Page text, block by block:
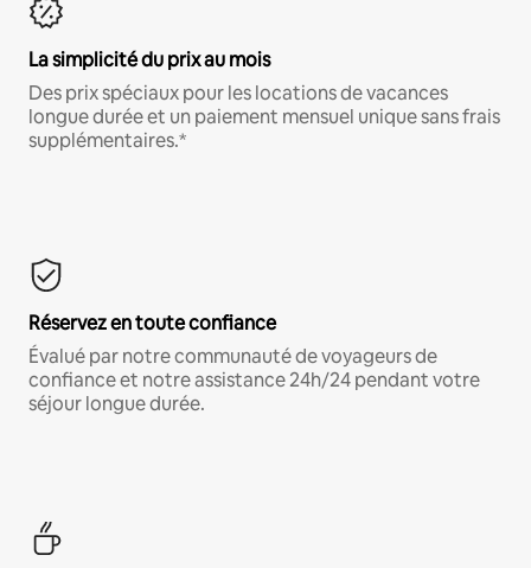
La simplicité du prix au mois
Des prix spéciaux pour les locations de vacances
longue durée et un paiement mensuel unique sans frais
supplémentaires.*
Réservez en toute confiance
Évalué par notre communauté de voyageurs de
confiance et notre assistance 24h/24 pendant votre
séjour longue durée.